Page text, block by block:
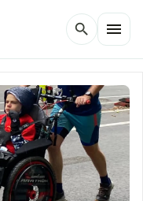
search menu